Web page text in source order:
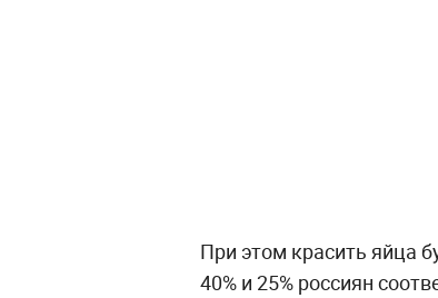
При этом красить яйца
40% и 25% россиян